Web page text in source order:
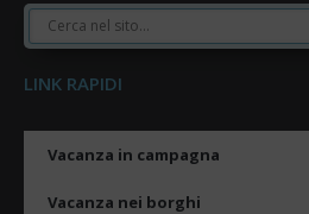
LINK RAPIDI
Vacanza in campagna
Vacanza nei borghi